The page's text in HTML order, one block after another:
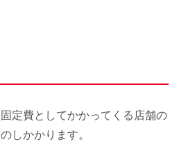
定費としてかかってくる店舗の
しかかります。